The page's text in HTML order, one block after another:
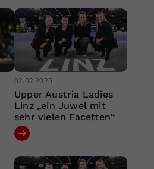
02.02.2025
Upper Austria Ladies
Linz „ein Juwel mit
sehr vielen Facetten“